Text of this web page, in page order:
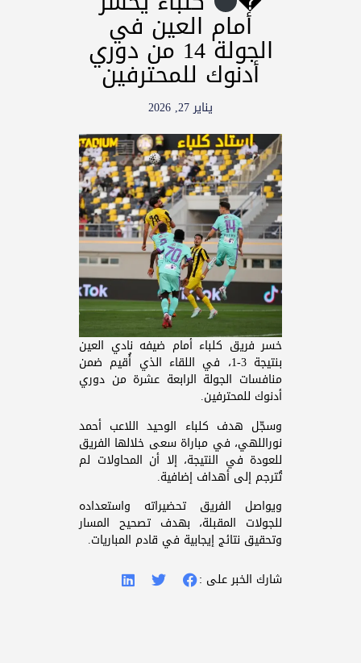
أمام العين في
الجولة 14 من دوري
أدنوك للمحترفين
يناير 27, 2026
خسر فريق كلباء أمام ضيفه نادي العين
بنتيجة 3-1، في اللقاء الذي أُقيم ضمن
منافسات الجولة الرابعة عشرة من دوري
أدنوك للمحترفين.
وسجّل هدف كلباء الوحيد اللاعب أحمد
نوراللهي، في مباراة سعى خلالها الفريق
للعودة في النتيجة، إلا أن المحاولات لم
تُترجم إلى أهداف إضافية.
ويواصل الفريق تحضيراته واستعداده
للجولات المقبلة، بهدف تصحيح المسار
وتحقيق نتائج إيجابية في قادم المباريات.
شارك الخبر على :